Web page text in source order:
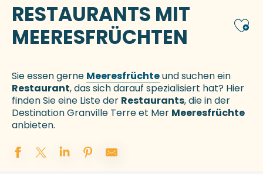
RESTAURANTS MIT
MEERESFRÜCHTEN
Sie essen gerne Meeresfrüchteund suchen ein
Restaurant, das sich darauf spezialisiert hat? Hier
finden Sie eine Liste der Restaurants, die in der
Destination Granville Terre et Mer Meeresfrüchte
anbieten.